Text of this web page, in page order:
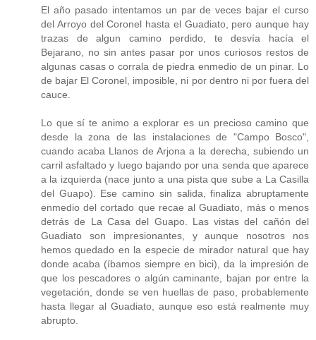
El año pasado intentamos un par de veces bajar el curso
del Arroyo del Coronel hasta el Guadiato, pero aunque hay
trazas de algun camino perdido, te desvía hacía el
Bejarano, no sin antes pasar por unos curiosos restos de
algunas casas o corrala de piedra enmedio de un pinar. Lo
de bajar El Coronel, imposible, ni por dentro ni por fuera del
cauce.
Lo que sí te animo a explorar es un precioso camino que
desde la zona de las instalaciones de "Campo Bosco",
cuando acaba Llanos de Arjona a la derecha, subiendo un
carril asfaltado y luego bajando por una senda que aparece
a la izquierda (nace junto a una pista que sube a La Casilla
del Guapo). Ese camino sin salida, finaliza abruptamente
enmedio del cortado que recae al Guadiato, más o menos
detrás de La Casa del Guapo. Las vistas del cañón del
Guadiato son impresionantes, y aunque nosotros nos
hemos quedado en la especie de mirador natural que hay
donde acaba (íbamos siempre en bici), da la impresión de
que los pescadores o algún caminante, bajan por entre la
vegetación, donde se ven huellas de paso, probablemente
hasta llegar al Guadiato, aunque eso está realmente muy
abrupto.